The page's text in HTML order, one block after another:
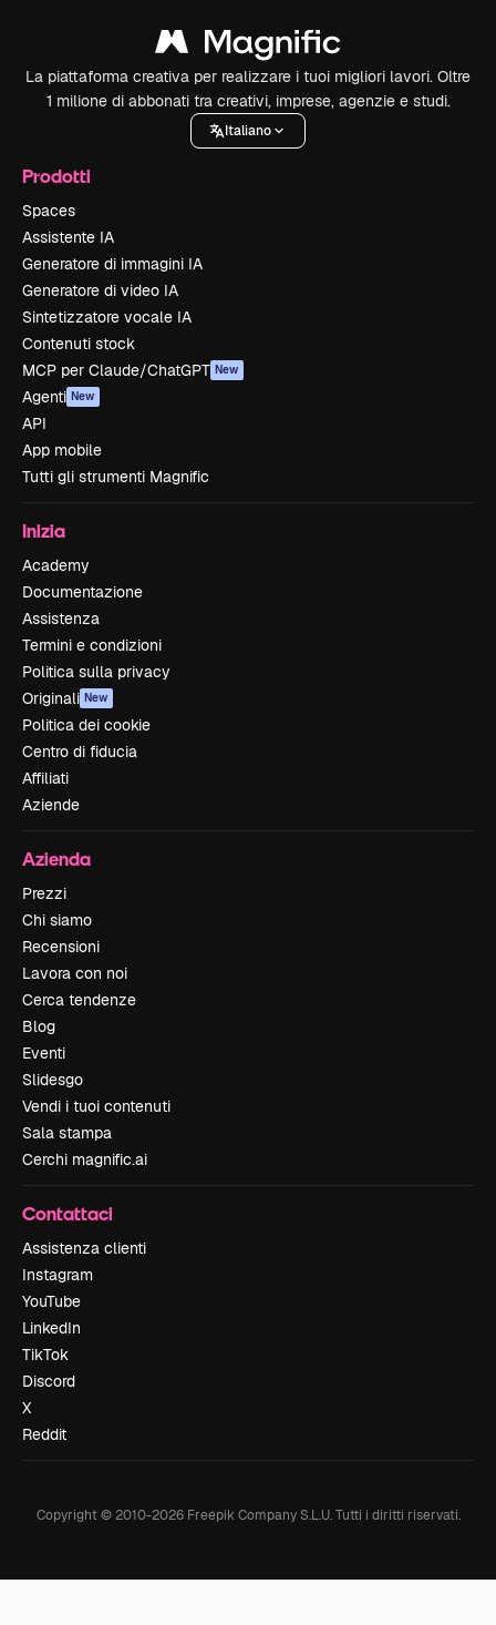
La piattaforma creativa per realizzare i tuoi migliori lavori. Oltre
1 milione di abbonati tra creativi, imprese, agenzie e studi.
Italiano
Prodotti
Spaces
Assistente IA
Generatore di immagini IA
Generatore di video IA
Sintetizzatore vocale IA
Contenuti stock
MCP per Claude/ChatGPT New
Agenti New
API
App mobile
Tutti gli strumenti Magnific
Inizia
Academy
Documentazione
Assistenza
Termini e condizioni
Politica sulla privacy
Originali New
Politica dei cookie
Centro di fiducia
Affiliati
Aziende
Azienda
Prezzi
Chi siamo
Recensioni
Lavora con noi
Cerca tendenze
Blog
Eventi
Slidesgo
Vendi i tuoi contenuti
Sala stampa
Cerchi magnific.ai
Contattaci
Assistenza clienti
Instagram
YouTube
LinkedIn
TikTok
Discord
X
Reddit
Copyright © 2010-2026Freepik Company S.L.U. Tutti i diritti riservati.